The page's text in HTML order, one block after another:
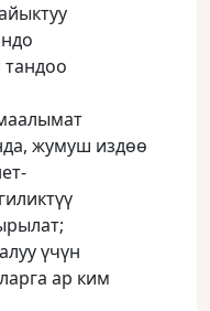
жумуш издөө
үчүн
ар ким